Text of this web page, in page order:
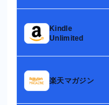
Kindle
Unlimited
楽天マガジン